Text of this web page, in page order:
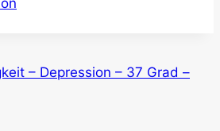
– Depression – 37 Grad –